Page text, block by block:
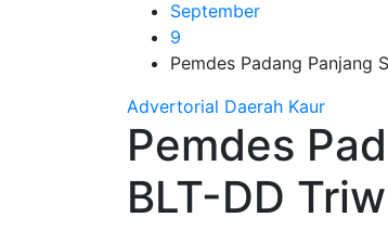
September
9
Pemdes Padang Panjang
Advertorial Daerah Kaur
Pemdes
BLT-DD